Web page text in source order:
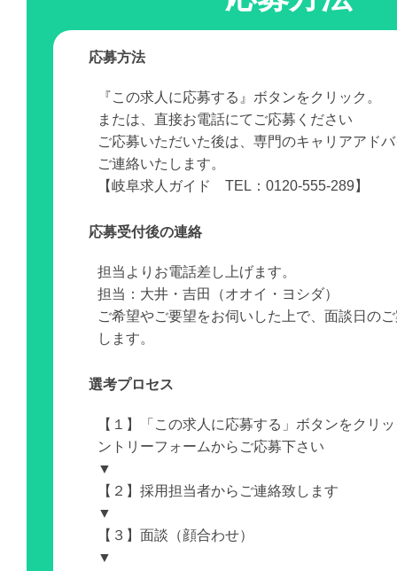
応募方法
『この求人に応募する』ボタンをクリック。
または、直接お電話にてご応募ください
ご応募いただいた後は、専門のキャリアアド
ご連絡いたします。
【岐阜求人ガイド TEL：0120-555-289】
応募受付後の連絡
担当よりお電話差し上げます。
担当：大井・吉田（オオイ・ヨシダ）
ご希望やご要望をお伺いした上で、面談日の
します。
選考プロセス
【１】「この求人に応募する」ボタンをクリ
ントリーフォームからご応募下さい
▼
【２】採用担当者からご連絡致します
▼
【３】面談（顔合わせ）
▼